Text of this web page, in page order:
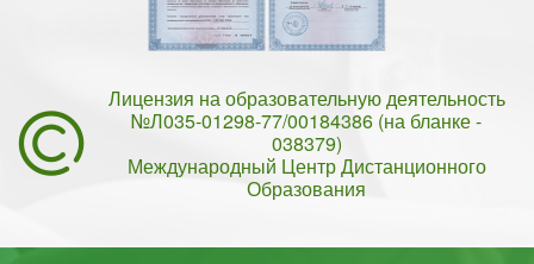
Лицензия на образовательную деятельность
№Л035-01298-77/00184386 (на бланке -
038379)
Международный Центр Дистанционного
Образования